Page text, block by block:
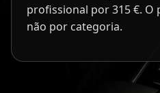
profissional por 315 €. O
não por categoria.